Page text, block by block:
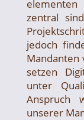
zentral
jedoch
Mandanten
setzen
unter
Anspruch
unserer